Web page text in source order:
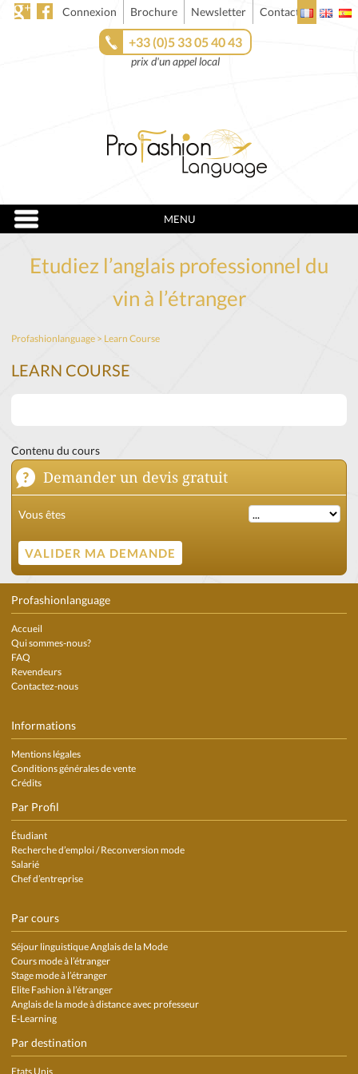
Connexion Brochure Newsletter Contact
+33 (0)5 33 05 40 43
prix d'un appel local
MENU
Etudiez l’anglais professionnel du
vin à l’étranger
Profashionlanguage > Learn Course
LEARN COURSE
Contenu du cours
Demander un devis gratuit
Vous êtes
Profashionlanguage
Accueil
Qui sommes-nous?
FAQ
Revendeurs
Contactez-nous
Informations
Mentions légales
Conditions générales de vente
Crédits
Par Profil
Étudiant
Recherche d’emploi / Reconversion mode
Salarié
Chef d’entreprise
Par cours
Séjour linguistique Anglais de la Mode
Cours mode à l’étranger
Stage mode à l’étranger
Elite Fashion à l’étranger
Anglais de la mode à distance avec professeur
E-Learning
Par destination
Etats Unis